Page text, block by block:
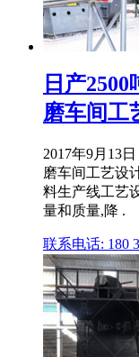
日产
磨车间工
2017年9月13
磨车间工艺设
料生产线工艺
量和质量,降 .
联系电话: 180